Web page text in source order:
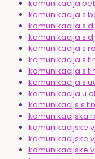
komunikacija
komunikacija s
komunikacija s
komunikacija s
komunikacija s
komunikacija s
komunikacija s
komunikacija s
komunikacija u
komunikacijs s
komunikacijska
komunikacijske
komunikacijske
komunikacijske